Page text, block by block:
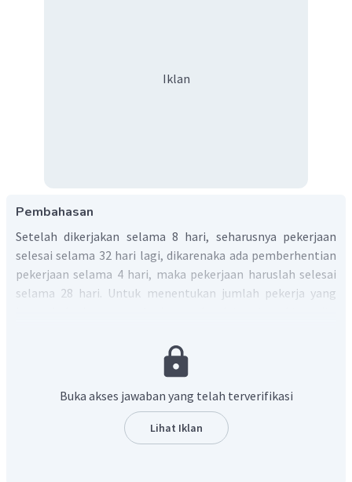
Iklan
Pembahasan
Setelah dikerjakan selama 8 hari, seharusnya pekerjaan
selesai selama 32 hari lagi, dikarenaka ada pemberhentian
pekerjaan selama 4 hari, maka pekerjaan haruslah selesai
selama 28 hari. Untuk menentukan jumlah pekerja yang
Buka akses jawaban yang telah terverifikasi
Lihat Iklan